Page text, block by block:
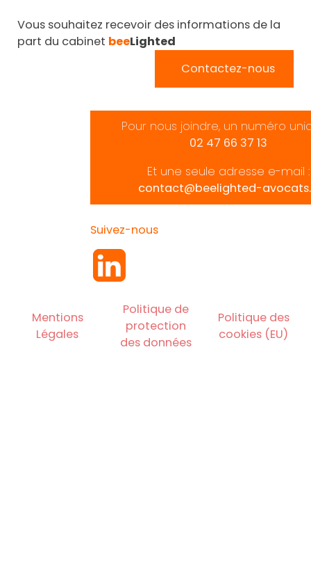
Vous souhaitez recevoir des informations de la
part du cabinet beeLighted
Contactez-nous
Pour nous joindre, un numéro
02 47 66 37 13
Et une seule adresse e-mail :
contact@beelighted-
Suivez-nous
Mentions
Légales
Politique de
protection
des données
Politique des
cookies (EU)